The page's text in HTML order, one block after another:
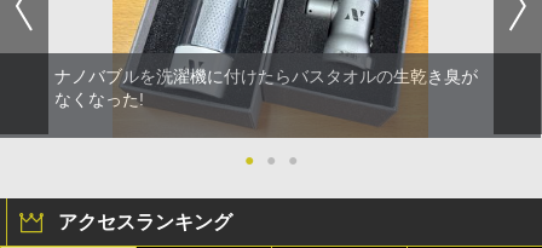
ナノバブルを洗濯機に付けたらバスタオルの生乾き臭が
なくなった!
● ● ●
アクセスランキング